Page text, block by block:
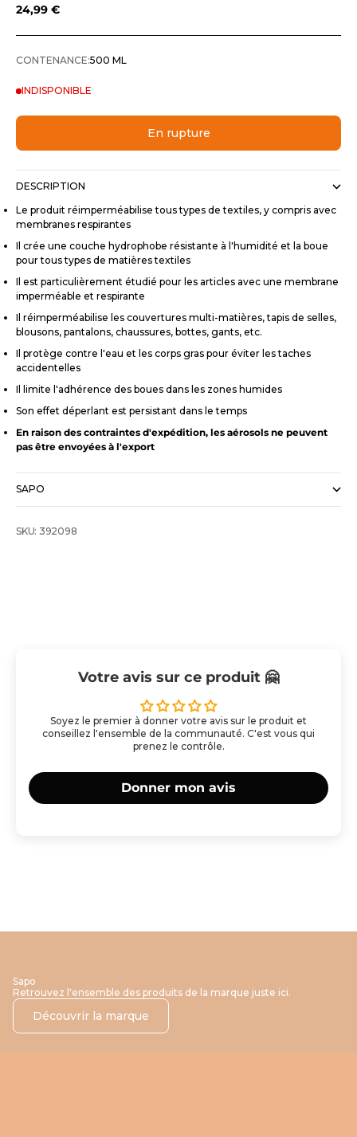
Prix de vente
24,99 €
CONTENANCE:500 ML
INDISPONIBLE
En rupture
DESCRIPTION
Le produit réimperméabilise tous types de textiles, y compris avec
membranes respirantes
Il crée une couche hydrophobe résistante à l'humidité et la boue
pour tous types de matières textiles
Il est particulièrement étudié pour les articles avec une membrane
imperméable et respirante
Il réimperméabilise les couvertures multi-matières, tapis de selles,
blousons, pantalons, chaussures, bottes, gants, etc.
Il protège contre l'eau et les corps gras pour éviter les taches
accidentelles
Il limite l'adhérence des boues dans les zones humides
Son effet déperlant est persistant dans le temps
En raison des contraintes d'expédition, les aérosols ne peuvent
pas être envoyées à l'export
SAPO
SKU: 392098
Votre avis sur ce produit 🤗
Soyez le premier à donner votre avis sur le produit et
conseillez l'ensemble de la communauté. C'est vous qui
prenez le contrôle.
Donner mon avis
Sapo
Retrouvez l'ensemble des produits de la marque juste ici.
Découvrir la marque